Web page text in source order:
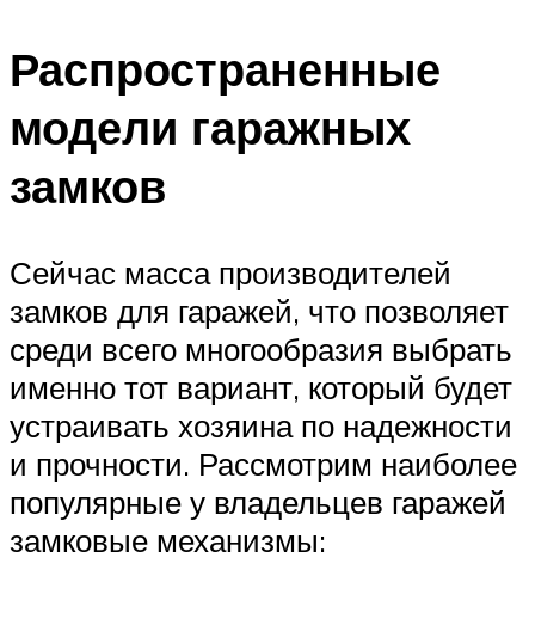
Распространенные
модели гаражных
замков
Сейчас масса производителей
замков для гаражей, что позволяет
среди всего многообразия выбрать
именно тот вариант, который будет
устраивать хозяина по надежности
и прочности. Рассмотрим наиболее
популярные у владельцев гаражей
замковые механизмы: